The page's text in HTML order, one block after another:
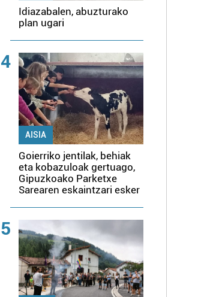
Idiazabalen, abuzturako
plan ugari
4
AISIA
Goierriko jentilak, behiak
eta kobazuloak gertuago,
Gipuzkoako Parketxe
Sarearen eskaintzari esker
5